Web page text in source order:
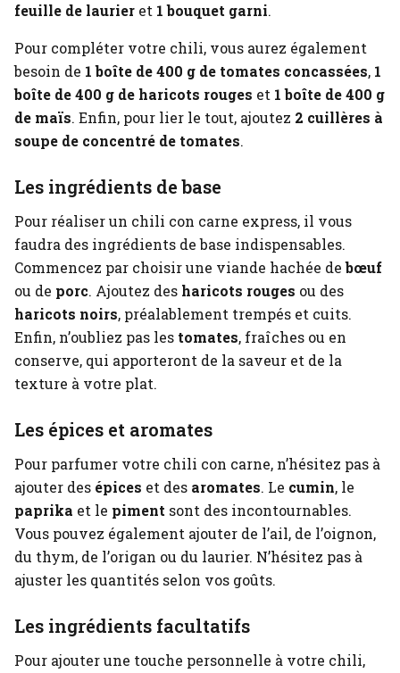
feuille de laurier et 1 bouquet garni.
Pour compléter votre chili, vous aurez également
besoin de 1 boîte de 400 g de tomates concassées, 1
boîte de 400 g de haricots rouges et 1 boîte de 400 g
de maïs. Enfin, pour lier le tout, ajoutez 2 cuillères à
soupe de concentré de tomates.
Les ingrédients de base
Pour réaliser un chili con carne express, il vous
faudra des ingrédients de base indispensables.
Commencez par choisir une viande hachée debœuf
ou de porc. Ajoutez des haricots rouges ou des
haricots noirs, préalablement trempés et cuits.
Enfin, n’oubliez pas les tomates, fraîches ou en
conserve, qui apporteront de la saveur et de la
texture à votre plat.
Les épices et aromates
Pour parfumer votre chili con carne, n’hésitez pas à
ajouter des épices et des aromates. Le cumin, le
paprika et le piment sont des incontournables.
Vous pouvez également ajouter de l’ail, de l’oignon,
du thym, de l’origan ou du laurier. N’hésitez pas à
ajuster les quantités selon vos goûts.
Les ingrédients facultatifs
Pour ajouter une touche personnelle à votre chili,